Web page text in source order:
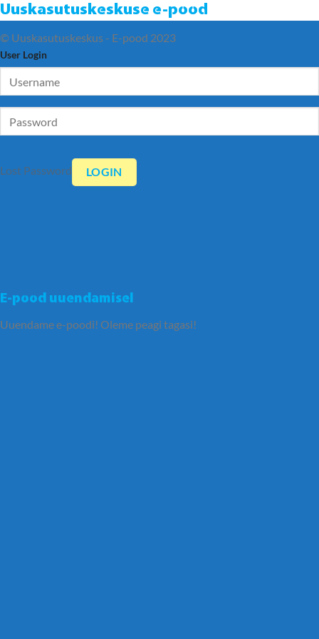
Uuskasutuskeskuse e-pood
E-pood uuendamisel
Uuendame e-poodi! Oleme peagi tagasi!
© Uuskasutuskeskus - E-pood 2023
User Login
Lost Password